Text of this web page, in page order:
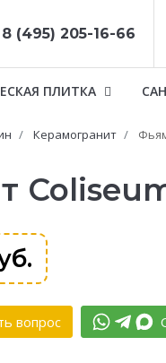
8 (495) 205-16-66
ПЛИТКА
Керамогранит
вопрос